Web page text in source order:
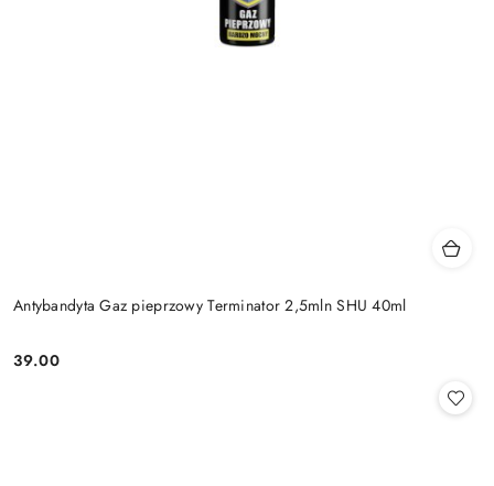
Antybandyta Gaz pieprzowy Terminator 2,5mln SHU 40ml
Cena:
39.00